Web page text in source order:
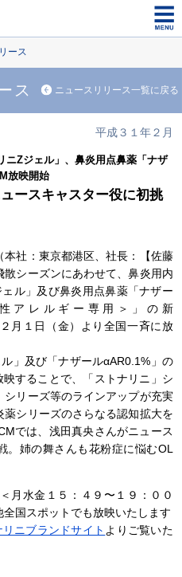
ース
ス ニュースリリース一覧に戻る
平成３１年２月
ニZジェル」、鼻炎用点鼻薬「ナザ
放映開始
ースキャスター役に初挑
社：東京都港区、社長：【佐藤
散シーズンにあわせて、鼻炎用内
ル」及び鼻炎用点鼻薬「ナザー
性アレルギー専用＞」の新
月１日（金）より全国一斉に放
」及び「ナザールαAR0.1%」の
することで、「ストナリニ」シ
シリーズ等のラインアップが充実
薬シリーズのさらなる認知拡大を
では、浅田真央さんがニュース
。姉の舞さんも花粉症に悩むOL
月水金１５：４９〜１９：００
全国スポットでも放映いたします
リニブランドサイト よりご覧いた